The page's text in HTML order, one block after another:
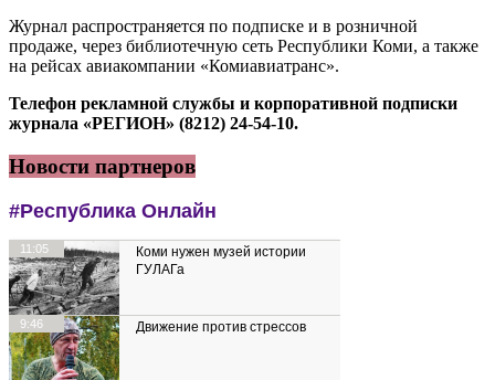
Журнал распространяется по подписке и в розничной
продаже, через библиотечную сеть Республики Коми, а также
на рейсах авиакомпании «Комиавиатранс».
Телефон рекламной службы и корпоративной подписки
журнала «РЕГИОН» (8212) 24-54-10.
Новости партнеров